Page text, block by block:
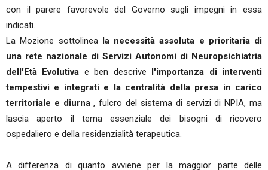
con il parere favorevole del Governo sugli impegni in essa
indicati.
La Mozione sottolineala necessità assoluta e prioritaria di
una rete nazionale di Servizi Autonomi di Neuropsichiatria
dell'Età Evolutiva e ben descrive l'importanza di interventi
tempestivi e integrati e la centralità della presa in carico
territoriale e diurna, fulcro del sistema di servizi di NPIA, ma
lascia aperto il tema essenziale dei bisogni di ricovero
ospedaliero e della residenzialità terapeutica.
A differenza di quanto avviene per la maggior parte delle